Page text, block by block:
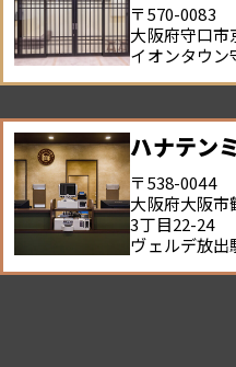
〒570-0083
大阪府守口市
イオンタウン
ハナテン
〒538-0044
大阪府大阪市
3丁目22-24
ヴェルデ放出